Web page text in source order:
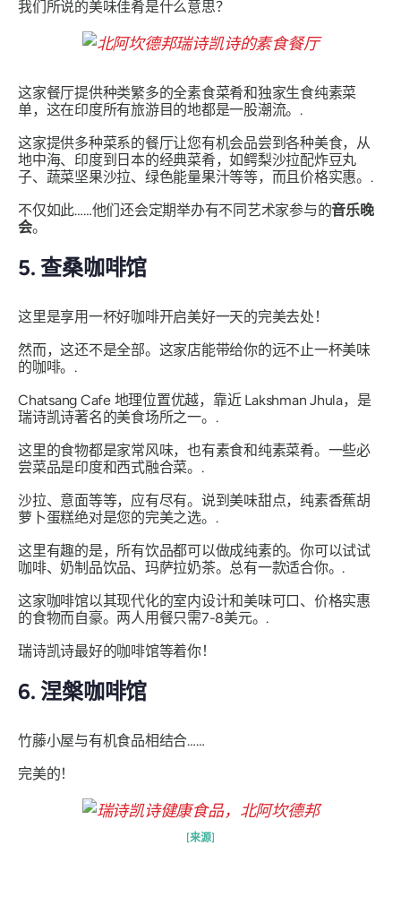
我们所说的美味佳肴是什么意思？
这家餐厅提供种类繁多的全素食菜肴和独家生食纯素菜
单，这在印度所有旅游目的地都是一股潮流。.
这家提供多种菜系的餐厅让您有机会品尝到各种美食，从
地中海、印度到日本的经典菜肴，如鳄梨沙拉配炸豆丸
子、蔬菜坚果沙拉、绿色能量果汁等等，而且价格实惠。.
不仅如此……他们还会定期举办有不同艺术家参与的音乐晚
会。
5. 查桑咖啡馆
这里是享用一杯好咖啡开启美好一天的完美去处！
然而，这还不是全部。这家店能带给你的远不止一杯美味
的咖啡。.
Chatsang Cafe 地理位置优越，靠近 Lakshman Jhula，是
瑞诗凯诗著名的美食场所之一。.
这里的食物都是家常风味，也有素食和纯素菜肴。一些必
尝菜品是印度和西式融合菜。.
沙拉、意面等等，应有尽有。说到美味甜点，纯素香蕉胡
萝卜蛋糕绝对是您的完美之选。.
这里有趣的是，所有饮品都可以做成纯素的。你可以试试
咖啡、奶制品饮品、玛萨拉奶茶。总有一款适合你。.
这家咖啡馆以其现代化的室内设计和美味可口、价格实惠
的食物而自豪。两人用餐只需7-8美元。.
瑞诗凯诗最好的咖啡馆等着你！
6. 涅槃咖啡馆
竹藤小屋与有机食品相结合……
完美的！
[来源]